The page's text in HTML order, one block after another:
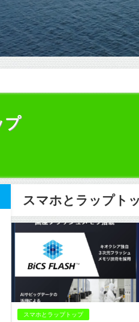
プ
スマホとラップト
スマホとラップトップ